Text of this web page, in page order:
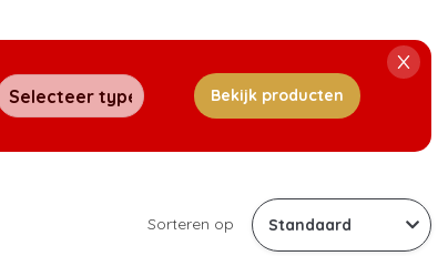
Bekijk producten
Sorteren op